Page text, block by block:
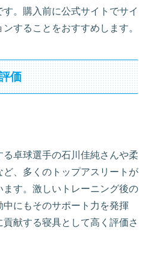
。購入前に公式サイトでサイ
することをおすすめします。
価
卓球選手の石川佳純さんや柔
、多くのトップアスリートが
す。激しいトレーニング後の
にもそのサポート力を発揮
献する寝具として高く評価さ